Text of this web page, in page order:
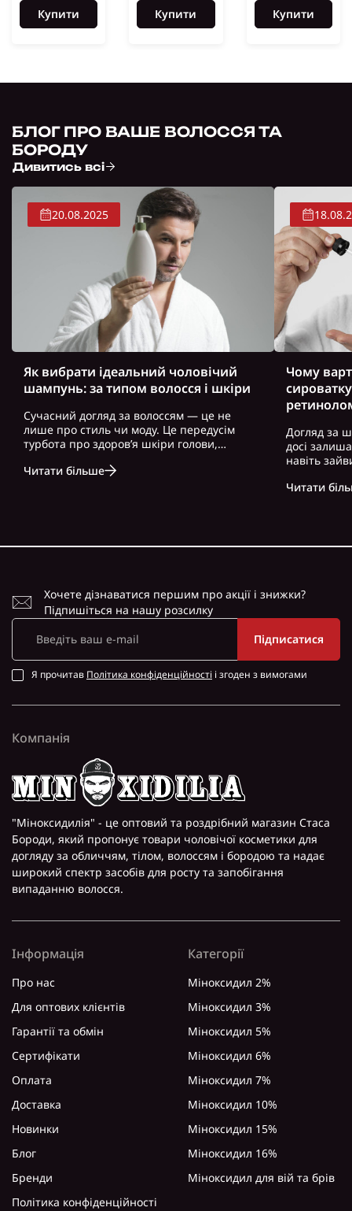
Купити Купити Купити
БЛОГ ПРО ВАШЕ ВОЛОССЯ ТА
БОРОДУ
Дивитись всі
20.08.2025
Як вибрати ідеальний чоловічий
шампунь: за типом волосся і шкіри
Сучасний догляд за волоссям — це не
лише про стиль чи моду. Це передусім
турбота про здоров’я шкіри голови,
актуально для чоловіків, які часто
Читати більше
Чому
Догляд за
досі
навіть
косметику.
Читати
Хочете дізнаватися першим про акції і знижки?
Підпишіться на нашу розсилку
Підписатися
Я прочитав Політика конфіденційності і згоден з вимогами
Компанія
"Міноксидилія" - це оптовий та роздрібний магазин Стаса
Бороди, який пропонує товари чоловічої косметики для
догляду за обличчям, тілом, волоссям і бородою та надає
широкий спектр засобів для росту та запобігання
випаданню волосся.
Інформація
Про нас
Для оптових клієнтів
Гарантії та обмін
Сертифікати
Оплата
Доставка
Новинки
Блог
Бренди
Політика конфіденційності
Категорії
Міноксидил 2%
Міноксидил 3%
Міноксидил 5%
Міноксидил 6%
Міноксидил 7%
Міноксидил 10%
Міноксидил 15%
Міноксидил 16%
Міноксидил для вій та брів